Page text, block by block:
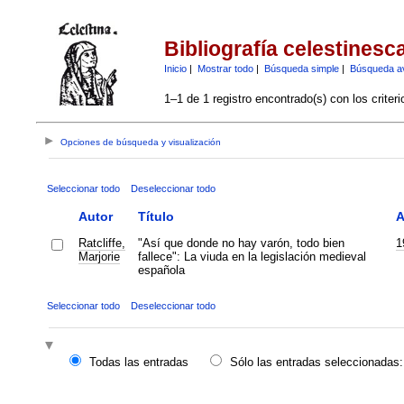
Bibliografía
Inicio| Mostrar todo| Búsqueda simple| Búsqueda
1–1 de 1 registro encontrado(s) con los
Opciones de búsqueda y visualización
Seleccionar todo Deseleccionar todo
Autor Título
Ratcliffe,
Marjorie
"Así que donde no hay varón, todo bien
fallece": La viuda en la legislación medieval
española
Seleccionar todo Deseleccionar todo
Todas las entradas
Sólo las entradas seleccionadas: